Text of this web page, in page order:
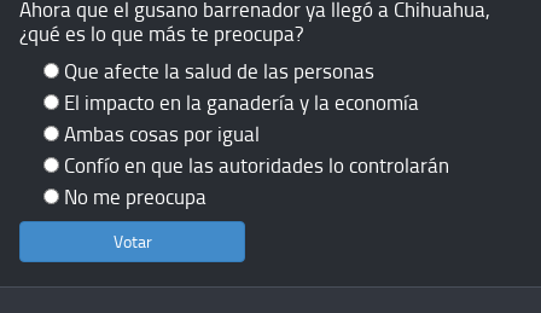
Ahora que el gusano barrenador ya llegó a Chihuahua,
¿qué es lo que más te preocupa?
Que afecte la salud de las personas
El impacto en la ganadería y la economía
Ambas cosas por igual
Confío en que las autoridades lo controlarán
No me preocupa